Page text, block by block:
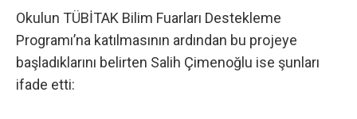
Okulun TÜBİTAK Bilim Fuarları Destekleme
Programı’na katılmasının ardından bu projeye
başladıklarını belirten Salih Çimenoğlu ise şunları
ifade etti: